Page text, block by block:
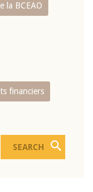
la BCEAO
financiers